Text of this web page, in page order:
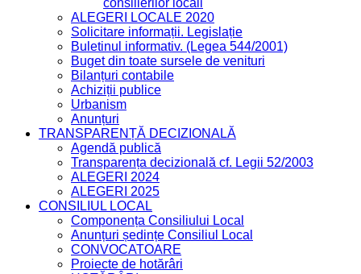
consilierilor locali
ALEGERI LOCALE 2020
Solicitare informații. Legislație
Buletinul informativ. (Legea 544/2001)
Buget din toate sursele de venituri
Bilanțuri contabile
Achiziții publice
Urbanism
Anunțuri
TRANSPARENȚĂ DECIZIONALĂ
Agendă publică
Transparența decizională cf. Legii 52/2003
ALEGERI 2024
ALEGERI 2025
CONSILIUL LOCAL
Componența Consiliului Local
Anunțuri ședințe Consiliul Local
CONVOCATOARE
Proiecte de hotărâri